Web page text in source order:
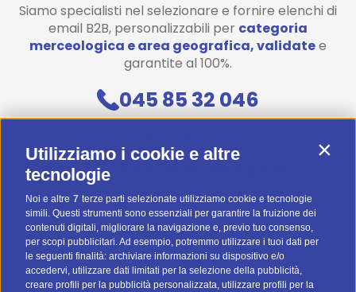
Utilizziamo i cookie e altre
tecnologie
Noi e altre 7 terze parti selezionate utilizziamo cookie e tecnologie
simili. Questi strumenti sono essenziali per garantire la fruizione dei
contenuti digitali, migliorare la navigazione e, previo tuo consenso,
per scopi pubblicitari. Ad esempio, potremmo utilizzare i tuoi dati per
le seguenti finalità: archiviare informazioni su dispositivo e/o
accedervi, utilizzare dati limitati per la selezione della pubblicità,
creare profili per la pubblicità personalizzata, utilizzare profili per la
Siamo specialisti nel selezionare e fornire elenchi di
email B2B, personalizzabili per categoria
merceologica e area geografica, validatee
garantite al 100%.
045 85 32 046
Diventa uno di noi! (Posizioni aperte)
Preventivo Personalizzato
BTOMAIL Pro
Metodi Di Pagamento